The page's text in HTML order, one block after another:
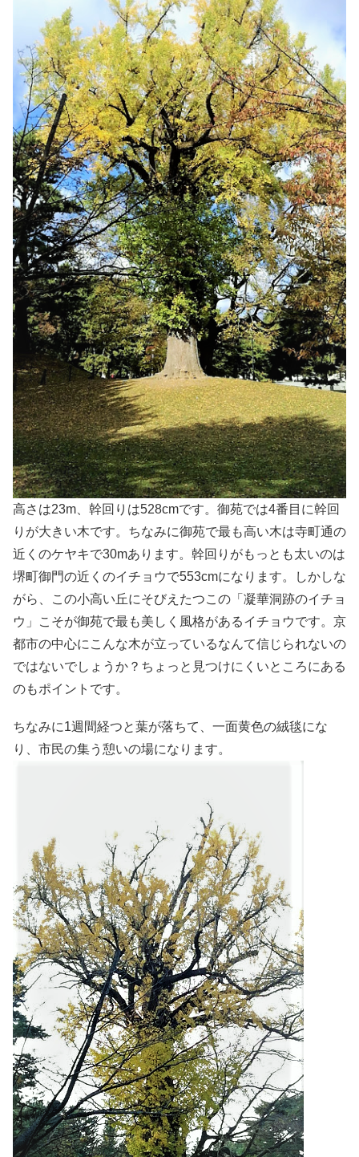
高さは23m、幹回りは528cmです。御苑では4番目に幹回
りが大きい木です。ちなみに御苑で最も高い木は寺町通の
近くのケヤキで30mあります。幹回りがもっとも太いのは
堺町御門の近くのイチョウで553cmになります。しかしな
がら、この小高い丘にそびえたつこの「凝華洞跡のイチョ
ウ」こそが御苑で最も美しく風格があるイチョウです。京
都市の中心にこんな木が立っているなんて信じられないの
ではないでしょうか？ちょっと見つけにくいところにある
のもポイントです。
ちなみに1週間経つと葉が落ちて、一面黄色の絨毯にな
り、市民の集う憩いの場になります。